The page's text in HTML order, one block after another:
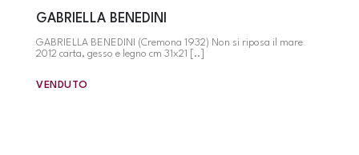
GABRIELLA BENEDINI
GABRIELLA BENEDINI (Cremona 1932) Non si riposa il mare
2012 carta, gesso e legno cm 31x21 [..]
VENDUTO